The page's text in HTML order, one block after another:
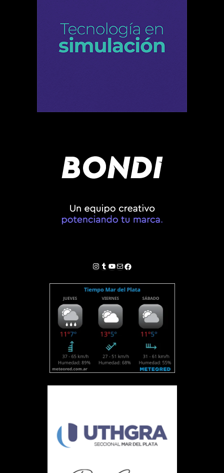
Instagram
Tumblr
YouTube
Correo electrónico
Facebook